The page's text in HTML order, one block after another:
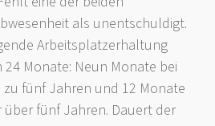
als unentschuldigt.
Arbeitsplatzerhaltung
Monate: Neun Monate bei
fünf Jahren und 12 Monate
über fünf Jahren. Dauert der